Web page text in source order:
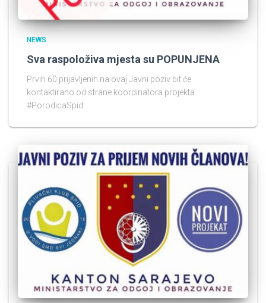
NEWS
Sva raspoloživa mjesta su POPUNJENA
Prvih 60 prijavljenih na ovaj Javni poziv bit će
kontaktirano od strane koordinatora projekta.
#PorodicaSpid